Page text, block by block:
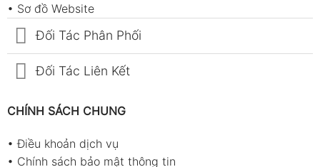
• Sơ đồ Website
Đối Tác Phân Phối
Đối Tác Liên Kết
CHÍNH SÁCH CHUNG
•Điều khoản dịch vụ
• Chính sách bảo mật thông tin